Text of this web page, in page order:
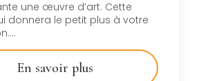
une œuvre d’art. Cette
donnera le petit plus à votre
En savoir plus